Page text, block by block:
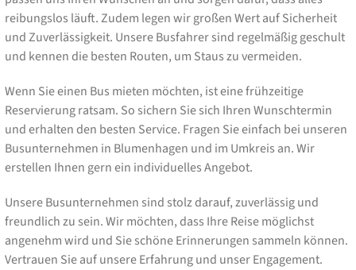
reibungslos läuft. Zudem legen wir großen Wert auf Sicherheit
und Zuverlässigkeit. Unsere Busfahrer sind regelmäßig geschult
und kennen die besten Routen, um Staus zu vermeiden.
Wenn Sie einen Bus mieten möchten, ist eine frühzeitige
Reservierung ratsam. So sichern Sie sich Ihren Wunschtermin
und erhalten den besten Service. Fragen Sie einfach bei unseren
Busunternehmen in Blumenhagen und im Umkreis an. Wir
erstellen Ihnen gern ein individuelles Angebot.
Unsere Busunternehmen sind stolz darauf, zuverlässig und
freundlich zu sein. Wir möchten, dass Ihre Reise möglichst
angenehm wird und Sie schöne Erinnerungen sammeln können.
Vertrauen Sie auf unsere Erfahrung und unser Engagement.